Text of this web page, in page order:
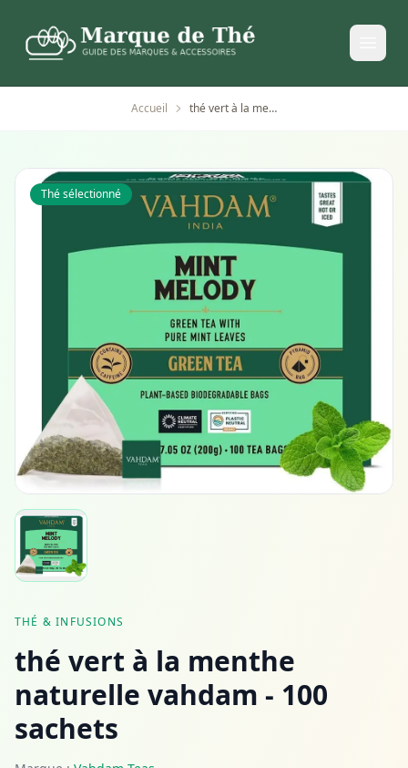
Accueil thé vert à la menthe naturelle vahdam - 100 sachets
Thé sélectionné
THÉ & INFUSIONS
thé vert à la menthe
naturelle vahdam - 100
sachets